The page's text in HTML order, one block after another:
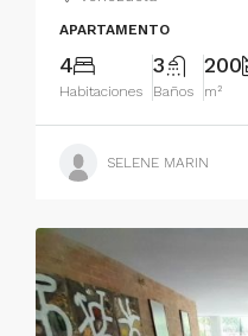
APARTAMENTO
4
Habitaciones
3
Baños
200
m²
SELENE MARIN